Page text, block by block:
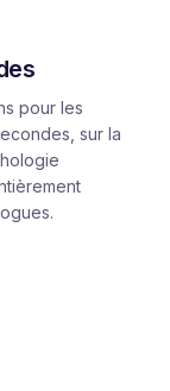
pour les
sur la